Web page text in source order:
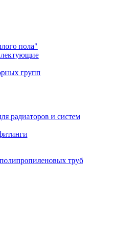
пола"
групп
радиаторов и систем
труб